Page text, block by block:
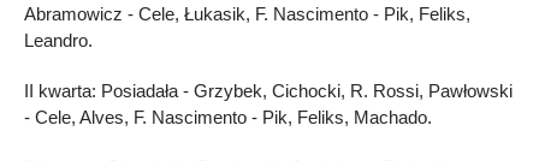
Abramowicz - Cele, Łukasik, F. Nascimento - Pik, Feliks,
Leandro.
II kwarta: Posiadała - Grzybek, Cichocki, R. Rossi, Pawłowski
- Cele, Alves, F. Nascimento - Pik, Feliks, Machado.